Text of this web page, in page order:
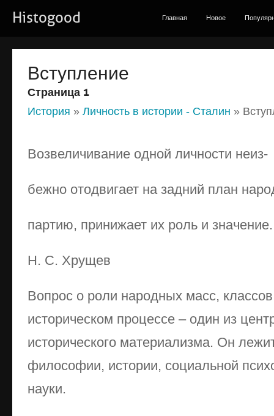
Histogood Главная Новое
Вступление
Страница 1
История » Личность в истории - Сталин »
Возвеличивание одной личности неиз-
бежно отодвигает на задний план
партию, принижает их роль и значение.
Н. С. Хрущев
Вопрос о роли народных масс,
историческом процессе – один из
исторического материализма. Он
философии, истории, социальной
науки.